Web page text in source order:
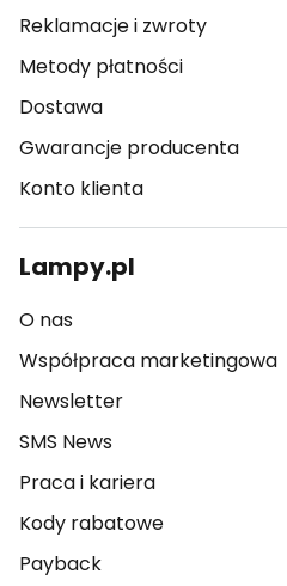
Reklamacje i zwroty
Metody płatności
Dostawa
Gwarancje producenta
Konto klienta
Lampy.pl
O nas
Współpraca marketingowa
Newsletter
SMS News
Praca i kariera
Kody rabatowe
Payback